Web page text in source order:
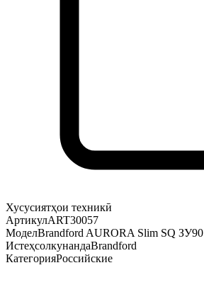
Хусусиятҳои техникӣ
АртикулART30057
МоделBrandford AURORA Slim SQ ЗУ90
ИстеҳсолкунандаBrandford
КатегорияРоссийские